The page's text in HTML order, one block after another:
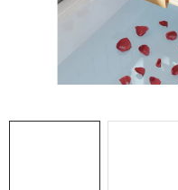
DETSKÉ A ŠTUDENTSKÉ
DOPLNKY A DEKORÁCIE
ZÁHRADA